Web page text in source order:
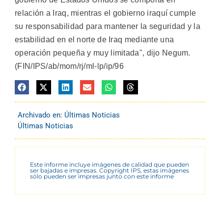
relación a Iraq, mientras el gobierno iraquí cumple
su responsabilidad para mantener la seguridad y la
estabilidad en el norte de Iraq mediante una
operación pequeña y muy limitada", dijo Negum.
(FIN/IPS/ab/mom/rj/ml-lp/ip/96
Archivado en: Últimas Noticias
Últimas Noticias
Este informe incluye imágenes de calidad que pueden
ser bajadas e impresas. Copyright IPS, estas imágenes
sólo pueden ser impresas junto con este informe